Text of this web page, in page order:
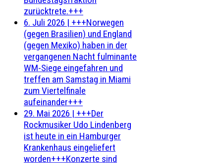
zurücktrete.+++
6. Juli 2026 | +++Norwegen
(gegen Brasilien) und England
(gegen Mexiko) haben in der
vergangenen Nacht fulminante
WM-Siege eingefahren und
treffen am Samstag in Miami
zum Viertelfinale
aufeinander+++
29. Mai 2026 | +++Der
Rockmusiker Udo Lindenberg
ist heute in ein Hamburger
Krankenhaus eingeliefert
worden+++Konzerte sind